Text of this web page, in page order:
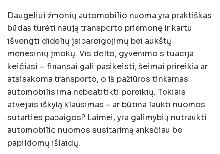
Daugeliui žmonių automobilio nuoma yra praktiškas
būdas turėti naują transporto priemonę ir kartu
išvengti didelių įsipareigojimų bei aukštų
mėnesinių įmokų. Vis dėlto, gyvenimo situacija
keičiasi – finansai gali pasikeisti, šeimai prireikia ar
atsisakoma transporto, o iš pažiūros tinkamas
automobilis ima nebeatitikti poreikių. Tokiais
atvejais iškylą klausimas – ar būtina laukti nuomos
sutarties pabaigos? Laimei, yra galimybių nutraukti
automobilio nuomos susitarimą anksčiau be
papildomų išlaidų.